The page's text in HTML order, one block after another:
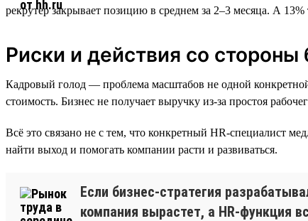
рекрутер закрывает позицию в среднем за 2–3 месяца. А
Риски и действия со стороны
Кадровый голод — проблема масштабов не одной
стоимость. Бизнес не получает выручку из-за простоя
Всё это связано не с тем, что конкретный HR-специалист
найти выход и помогать компании расти и развиваться.
Если бизнес-стратегия
компания вырастет, а HR-функция